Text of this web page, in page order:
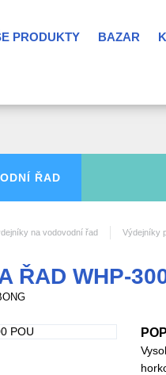
PRODUKTY BAZAR
ŘAD
na vodovodní řad Výdejníky
ŘAD WHP-